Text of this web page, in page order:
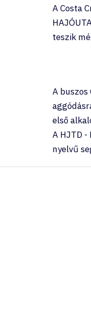
A Costa
teszik
A
első
A HJTD
nyelvű